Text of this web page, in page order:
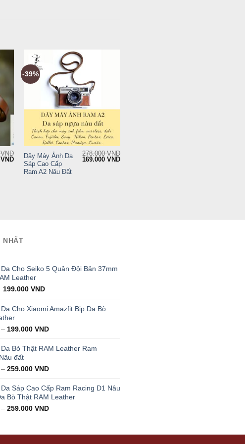
VND
VNDCurrent
price
-39%
+
Dây Máy Ảnh Da
Sáp Cao Cấp
Ram A2 Nâu Đất
278.000VND
Original
169.000VNDCurrent
NHẤT
Cho Seiko 5 Quân Đội Bản 37mm
Leather
Original
was:
350.000 VND.
199.000VNDCurrent
is:
199.000 VND.
Cho Xiaomi Amazfit Bip Da Bò
– 199.000 VND
Bò Thật RAM Leather Ram
đất
– 259.000 VND
Sáp Cao Cấp Ram Racing D1 Nâu
Bò Thật RAM Leather
– 259.000 VND